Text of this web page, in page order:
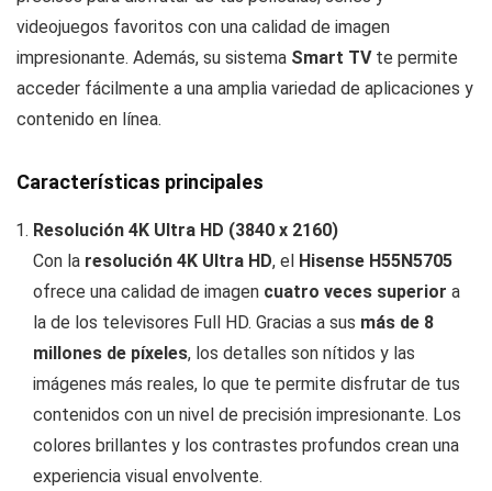
videojuegos favoritos con una calidad de imagen
impresionante. Además, su sistema Smart TVte permite
acceder fácilmente a una amplia variedad de aplicaciones y
contenido en línea.
Características principales
Resolución 4K Ultra HD (3840 x 2160)
Con la resolución 4K Ultra HD, el Hisense H55N5705
ofrece una calidad de imagen cuatro veces superior a
la de los televisores Full HD. Gracias a sus más de 8
millones de píxeles, los detalles son nítidos y las
imágenes más reales, lo que te permite disfrutar de tus
contenidos con un nivel de precisión impresionante. Los
colores brillantes y los contrastes profundos crean una
experiencia visual envolvente.